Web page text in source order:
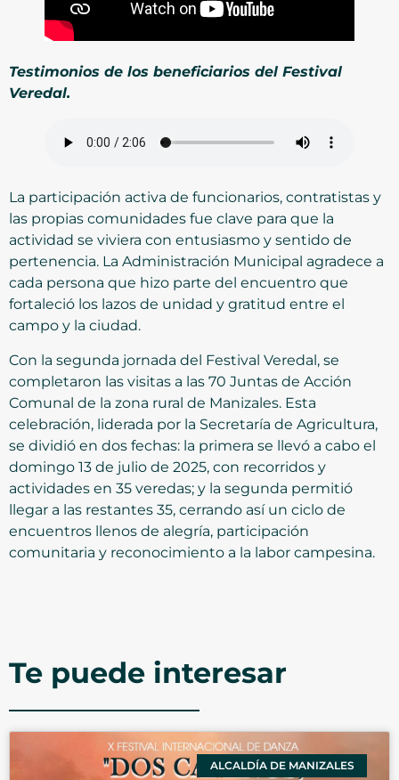
Testimonios de los beneficiarios del Festival
Veredal.
La participación activa de funcionarios, contratistas y
las propias comunidades fue clave para que la
actividad se viviera con entusiasmo y sentido de
pertenencia. La Administración Municipal agradece a
cada persona que hizo parte del encuentro que
fortaleció los lazos de unidad y gratitud entre el
campo y la ciudad.
Con la segunda jornada del Festival Veredal, se
completaron las visitas a las 70 Juntas de Acción
Comunal de la zona rural de Manizales. Esta
celebración, liderada por la Secretaría de Agricultura,
se dividió en dos fechas: la primera se llevó a cabo el
domingo 13 de julio de 2025, con recorridos y
actividades en 35 veredas; y la segunda permitió
llegar a las restantes 35, cerrando así un ciclo de
encuentros llenos de alegría, participación
comunitaria y reconocimiento a la labor campesina.
Te puede interesar
ALCALDÍA DE MANIZALES